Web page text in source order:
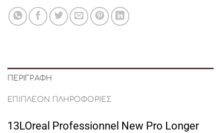
ΠΕΡΙΓΡΑΦΉ
ΕΠΙΠΛΈΟΝ ΠΛΗΡΟΦΟΡΊΕΣ
13LOreal Professionnel New Pro Longer